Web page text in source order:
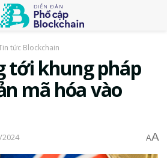
tức Blockchain
tới khung pháp
mã hóa vào
2024 AA